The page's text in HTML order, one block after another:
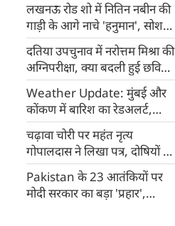
लखनऊ रोड शो में नितिन नबीन की
गाड़ी के आगे नाचे 'हनुमान', सोशल
मीडिया पर गुस्सा, भड़के
केजरीवाल, कहा- हिंदू धर्म पर
कलंक हैं ये लोग
दतिया उपचुनाव में नरोत्तम मिश्रा की
अग्निपरीक्षा, क्या बदली हुई छवि
दिला पाएगी वापसी?
Weather Update: मुंबई और
कोंकण में बारिश का रेडअलर्ट,
पहाड़ों पर आफत, दिल्ली NCR में
गर्मी से राहत
चढ़ावा चोरी पर महंत नृत्य
गोपालदास ने लिखा पत्र, दोषियों पर
सख्त कार्रवाई की मांग
Pakistan के 23 आतंकियों पर
मोदी सरकार का बड़ा 'प्रहार',